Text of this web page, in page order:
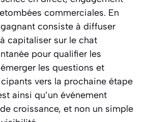
commerciales. En
consiste à diffuser
capitaliser sur le chat
pour qualifier les
les questions et
vers la prochaine étape
ainsi qu’un événement
croissance, et non un simple